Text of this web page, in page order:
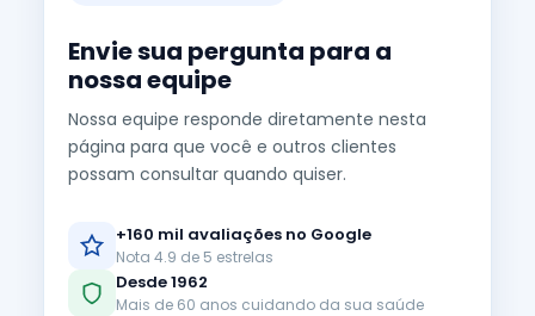
Envie sua pergunta para a
nossa equipe
Nossa equipe responde diretamente nesta
página para que você e outros clientes
possam consultar quando quiser.
+160 mil avaliações no Google
Nota 4.9 de 5 estrelas
Desde 1962
Mais de 60 anos cuidando da sua saúde